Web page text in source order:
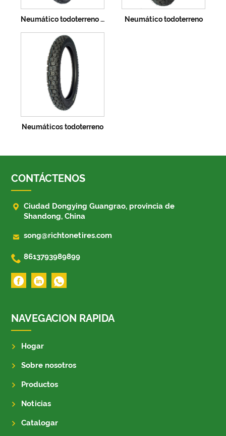
Neumático todoterreno de alta calidad Neumático todoterreno
Neumáticos todoterreno
CONTÁCTENOS
 Ciudad Dongying Guangrao, provincia de
Shandong, China
 song@richtonetires.com
 8613793989899
NAVEGACION RAPIDA
Hogar
Sobre nosotros
Productos
Noticias
Catalogar